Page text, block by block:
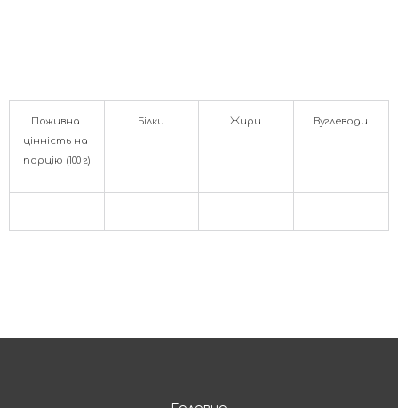
Поживна
цінність на
порцію (100 г)
Білки Жири Вуглеводи
– – – –